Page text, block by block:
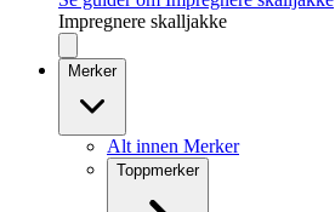
Impregnere skalljakke
Merker
Alt innen Merker
Toppmerker